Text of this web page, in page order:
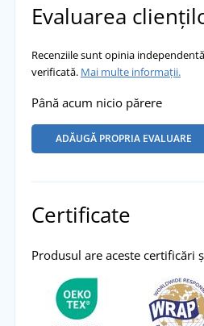
Evaluarea
Recenziile sunt opinia
verificată. Mai multe informații.
Până acum nicio părere
ADĂUGĂ PROPRIA EVALUARE
Certificate
Produsul are aceste certificări